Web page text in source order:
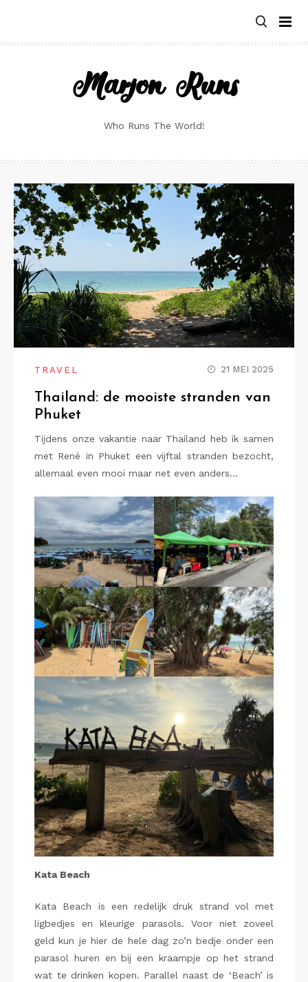
content
Marjon Runs
Who Runs The World!
TRAVEL 21 MEI 2025
Thailand: de mooiste stranden van
Phuket
Tijdens onze vakantie naar Thailand heb ik samen
met René in Phuket een vijftal stranden bezocht,
allemaal even mooi maar net even anders…
Kata Beach
Kata Beach is een redelijk druk strand vol met
ligbedjes en kleurige parasols. Voor niet zoveel
geld kun je hier de hele dag zo’n bedje onder een
parasol huren en bij een kraampje op het strand
wat te drinken kopen. Parallel naast de ‘Beach’ is